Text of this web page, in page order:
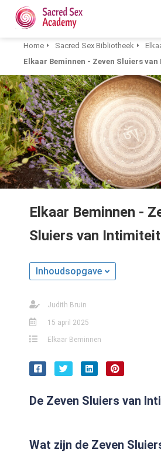
Home Sacred Sex Bibliotheek
Elkaar Beminnen - Zeven Sluiers
Elkaar Beminnen -
Sluiers van Intimiteit
Inhoudsopgave
Judith Bruin
15 april 2025
Elkaar Beminnen
De Zeven Sluiers van
Wat zijn de Zeven